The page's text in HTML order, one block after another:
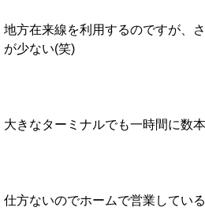
地方在来線を利用するのですが、
が少ない(笑)
大きなターミナルでも一時間に数
仕方ないのでホームで営業してい